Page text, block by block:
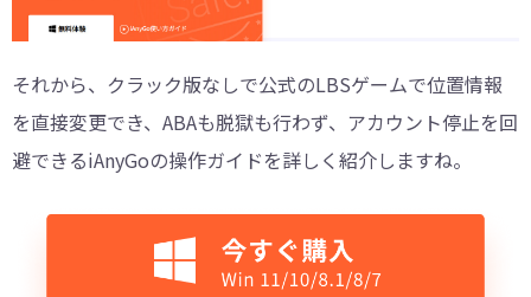
それから、クラック版なしで公式のLBSゲームで位置情報
を直接変更でき、ABAも脱獄も行わず、アカウント停止を回
避できるiAnyGoの操作ガイドを詳しく紹介しますね。